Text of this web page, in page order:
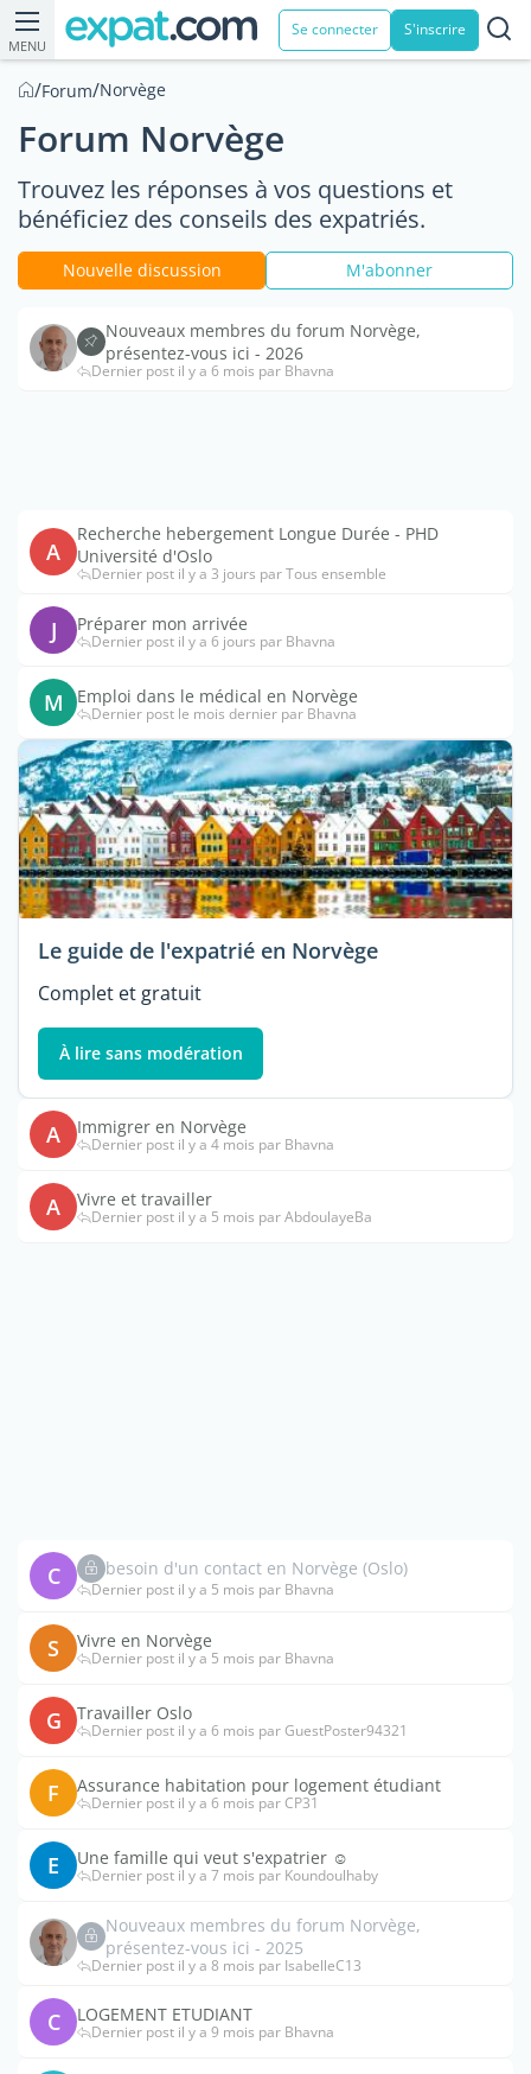
MENU
Se connecter S'inscrire
/Forum/Norvège
Forum Norvège
Trouvez les réponses à vos questions et
bénéficiez des conseils des expatriés.
Nouvelle discussion M'abonner
Nouveaux membres du forum Norvège,
présentez-vous ici - 2026
Dernier post il y a 6 mois par Bhavna
A
Recherche hebergement Longue Durée - PHD
Université d'Oslo
Dernier post il y a 3 jours par Tous ensemble
J Préparer mon arrivée
Dernier post il y a 6 jours par Bhavna
M Emploi dans le médical en Norvège
Dernier post le mois dernier par Bhavna
Le guide de l'expatrié en Norvège
Complet et gratuit
À lire sans modération
A Immigrer en Norvège
Dernier post il y a 4 mois par Bhavna
A Vivre et travailler
Dernier post il y a 5 mois par AbdoulayeBa
C besoin d'un contact en Norvège (Oslo)
Dernier post il y a 5 mois par Bhavna
S Vivre en Norvège
Dernier post il y a 5 mois par Bhavna
G Travailler Oslo
Dernier post il y a 6 mois par GuestPoster94321
F Assurance habitation pour logement étudiant
Dernier post il y a 6 mois par CP31
E Une famille qui veut s'expatrier ☺
Dernier post il y a 7 mois par Koundoulhaby
Nouveaux membres du forum Norvège,
présentez-vous ici - 2025
Dernier post il y a 8 mois par IsabelleC13
C LOGEMENT ETUDIANT
Dernier post il y a 9 mois par Bhavna